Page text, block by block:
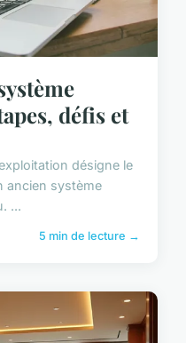
défis et
désigne le
ancien système
...
5 min de lecture →